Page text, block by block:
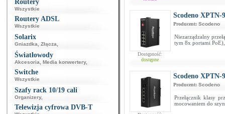
Routery
Wszystkie
Routery ADSL
Wszystkie
Solarix
Gniazdka Złącza
Światłowody
Akcesoria Media konwertery,
Switche
Wszystkie
Szafy rack 10/19 cali
Organizery,
Telewizja cyfrowa DVB-T
Dostępność:
dostępne
Scodeno XPTN-
Producent: Scodeno
Niezarządzalny
tym 8x portami
Scodeno XPTN-
Producent: Scodeno
Przełącznik klasy
mocowaniem do